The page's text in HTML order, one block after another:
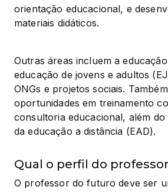
orientação educacional, e
materiais didáticos.
Outras áreas incluem a
educação de jovens e adultos
ONGs e projetos sociais.
oportunidades em treinamento
consultoria educacional, além
da educação a distância (EAD).
Qual o perfil do
O professor do futuro deve ser